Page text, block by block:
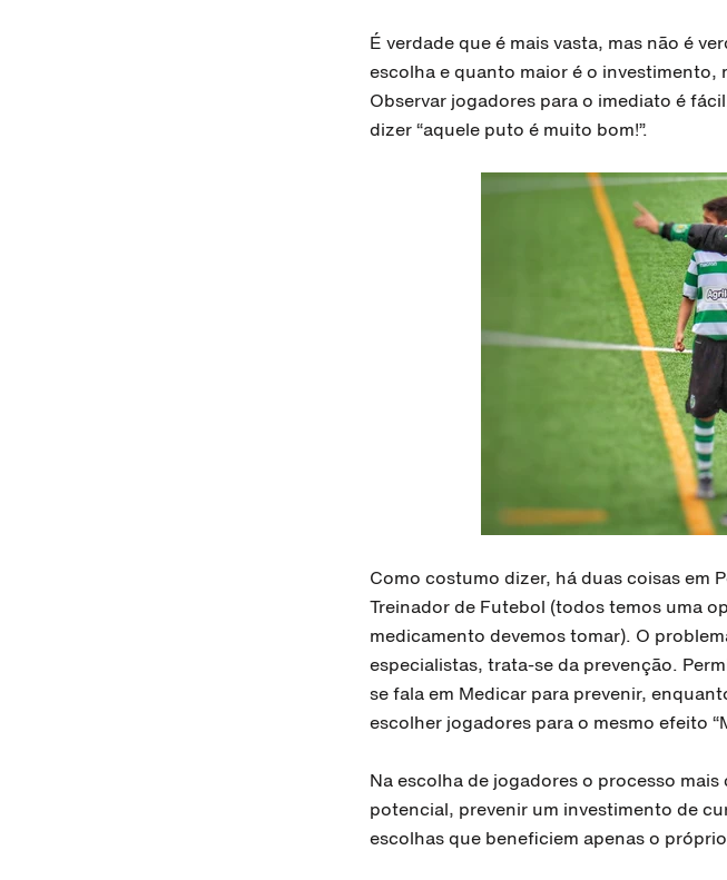
É verdade que é mais vasta, mas não é
escolha e quanto maior é o investimento,
Observar jogadores para o imediato é
dizer “aquele puto é muito bom!”.
Como costumo dizer, há duas coisas em
Treinador de Futebol (todos temos uma
medicamento devemos tomar). O
especialistas, trata-se da prevenção.
se fala em Medicar para prevenir,
escolher jogadores para o mesmo efeito
Na escolha de jogadores o processo
potencial, prevenir um investimento de
escolhas que beneficiem apenas o